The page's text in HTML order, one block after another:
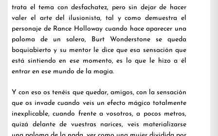
trata el tema con desfachatez, pero sin dejar de hacer
valer el arte del ilusionista, tal y como demuestra el
personaje de Rance Holloway cuando hace aparecer una
paloma de un salero, Burt Wonderstone se queda
boquiabierto y su mentor le dice que esa sensación que
está sintiendo en ese momento, es lo que le hizo a él
entrar en ese mundo de la magia.
Y con eso os tenéis que quedar, amigos, con la sensación
que os invade cuando veis un efecto mágico totalmente
inexplicable, cuando frente a vosotros, a pocos metros,
quizá delante de vuestras narices, veis materializarse